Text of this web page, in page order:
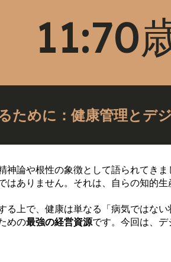
11:70
ために：健康管理とデ
神論や根性の象徴として語られてき
はありません。それは、自らの知的
る上で、健康は単なる「病気ではな
めの最強の経営資源です。今回は、